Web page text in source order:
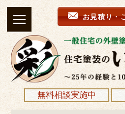
お見積り・
無料相談実施中